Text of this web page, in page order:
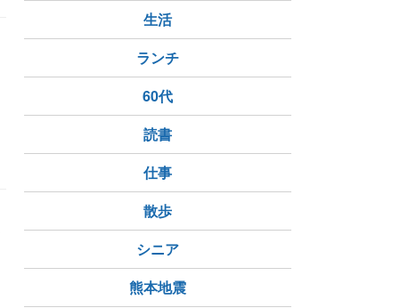
生活
ランチ
60代
読書
仕事
散歩
シニア
熊本地震